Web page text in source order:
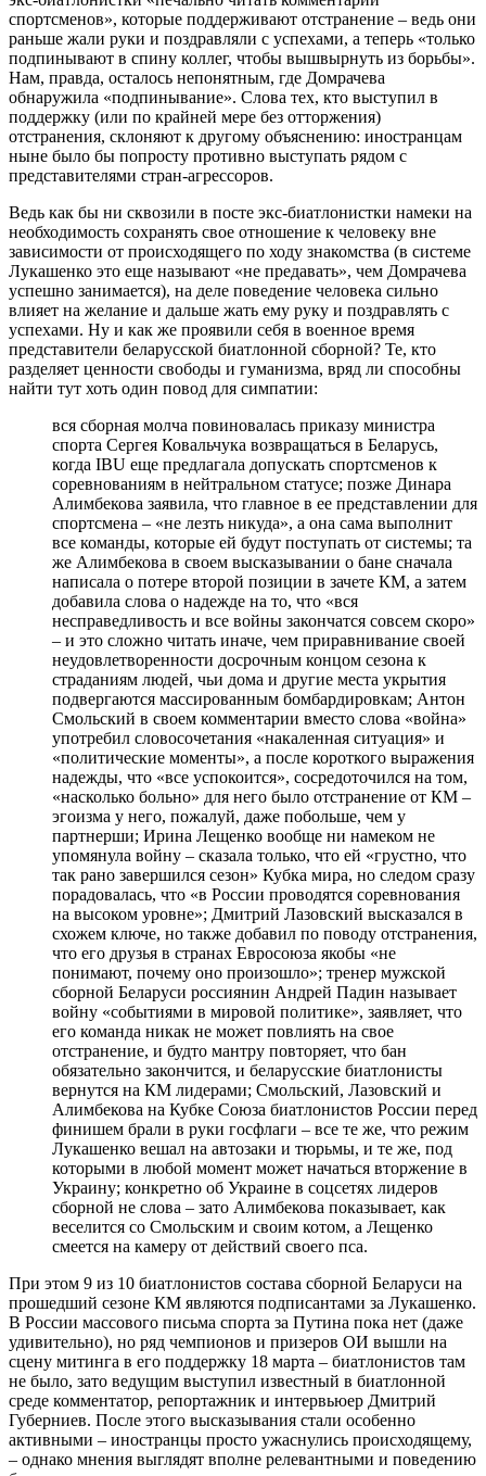
спортсменов», которые поддерживают отстранение – ведь они
раньше жали руки и поздравляли с успехами, а теперь «только
подпинывают в спину коллег, чтобы вышвырнуть из борьбы».
Нам, правда, осталось непонятным, где Домрачева
обнаружила «подпинывание». Слова тех, кто выступил в
поддержку (или по крайней мере без отторжения)
отстранения, склоняют к другому объяснению: иностранцам
ныне было бы попросту противно выступать рядом с
представителями стран-агрессоров.
Ведь как бы ни сквозили в посте экс-биатлонистки намеки на
необходимость сохранять свое отношение к человеку вне
зависимости от происходящего по ходу знакомства (в системе
Лукашенко это еще называют «не предавать», чем Домрачева
успешно занимается), на деле поведение человека сильно
влияет на желание и дальше жать ему руку и поздравлять с
успехами. Ну и как же проявили себя в военное время
представители беларусской биатлонной сборной? Те, кто
разделяет ценности свободы и гуманизма, вряд ли способны
найти тут хоть один повод для симпатии:
вся сборная молча повиновалась приказу министра
спорта Сергея Ковальчука возвращаться в Беларусь,
когда IBU еще предлагала допускать спортсменов к
соревнованиям в нейтральном статусе; позже Динара
Алимбекова заявила, что главное в ее представлении для
спортсмена – «не лезть никуда», а она сама выполнит
все команды, которые ей будут поступать от системы; та
же Алимбекова в своем высказывании о бане сначала
написала о потере второй позиции в зачете КМ, а затем
добавила слова о надежде на то, что «вся
несправедливость и все войны закончатся совсем скоро»
– и это сложно читать иначе, чем приравнивание своей
неудовлетворенности досрочным концом сезона к
страданиям людей, чьи дома и другие места укрытия
подвергаются массированным бомбардировкам; Антон
Смольский в своем комментарии вместо слова «война»
употребил словосочетания «накаленная ситуация» и
«политические моменты», а после короткого выражения
надежды, что «все успокоится», сосредоточился на том,
«насколько больно» для него было отстранение от КМ –
эгоизма у него, пожалуй, даже побольше, чем у
партнерши; Ирина Лещенко вообще ни намеком не
упомянула войну – сказала только, что ей «грустно, что
так рано завершился сезон» Кубка мира, но следом сразу
порадовалась, что «в России проводятся соревнования
на высоком уровне»; Дмитрий Лазовский высказался в
схожем ключе, но также добавил по поводу отстранения,
что его друзья в странах Евросоюза якобы «не
понимают, почему оно произошло»; тренер мужской
сборной Беларуси россиянин Андрей Падин называет
войну «событиями в мировой политике», заявляет, что
его команда никак не может повлиять на свое
отстранение, и будто мантру повторяет, что бан
обязательно закончится, и беларусские биатлонисты
вернутся на КМ лидерами; Смольский, Лазовский и
Алимбекова на Кубке Союза биатлонистов России перед
финишем брали в руки госфлаги – все те же, что режим
Лукашенко вешал на автозаки и тюрьмы, и те же, под
которыми в любой момент может начаться вторжение в
Украину; конкретно об Украине в соцсетях лидеров
сборной не слова – зато Алимбекова показывает, как
веселится со Смольским и своим котом, а Лещенко
смеется на камеру от действий своего пса.
При этом 9 из 10 биатлонистов состава сборной Беларуси на
прошедший сезоне КМ являются подписантами за Лукашенко.
В России массового письма спорта за Путина пока нет (даже
удивительно), но ряд чемпионов и призеров ОИ вышли на
сцену митинга в его поддержку 18 марта – биатлонистов там
не было, зато ведущим выступил известный в биатлонной
среде комментатор, репортажник и интервьюер Дмитрий
Губерниев. После этого высказывания стали особенно
активными – иностранцы просто ужаснулись происходящему,
– однако мнения выглядят вполне релевантными и поведению